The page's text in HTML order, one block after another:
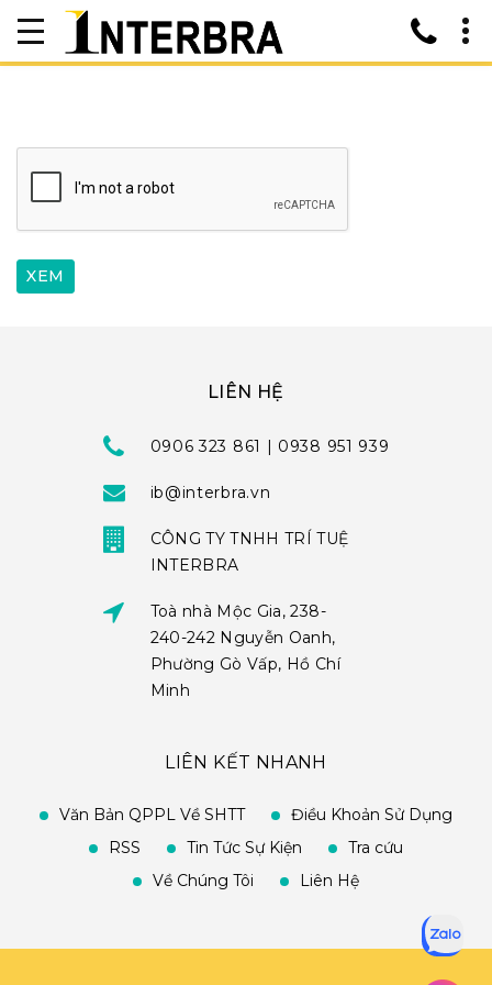
LIÊN HỆ
0906 323 861 | 0938 951 939
ib@interbra.vn
CÔNG TY TNHH TRÍ TUỆ
INTERBRA
Toà nhà Mộc Gia, 238-
240-242 Nguyễn Oanh,
Phường Gò Vấp, Hồ Chí
Minh
LIÊN KẾT NHANH
Văn Bản QPPL Về SHTT
Điều Khoản Sử Dụng
RSS
Tin Tức Sự Kiện
Tra cứu
Về Chúng Tôi
Liên Hệ